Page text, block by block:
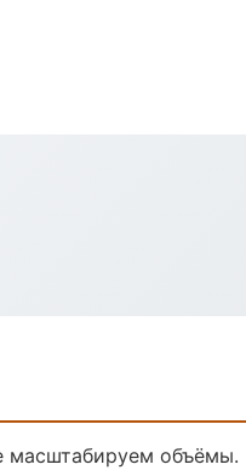
масштабируем объёмы.